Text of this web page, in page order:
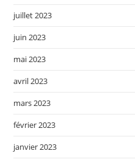
juillet 2023
juin 2023
mai 2023
avril 2023
mars 2023
février 2023
janvier 2023